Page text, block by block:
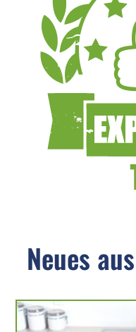
Neues